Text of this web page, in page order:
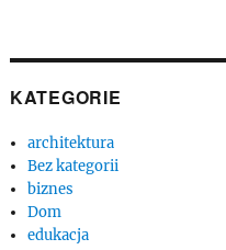
KATEGORIE
architektura
Bez kategorii
biznes
Dom
edukacja